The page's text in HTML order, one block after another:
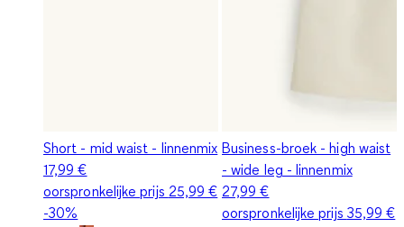
Short - mid waist - linnenmix
17,99 €
oorspronkelijke prijs 25,99 €
-30%
Business-broek - high waist
- wide leg - linnenmix
27,99 €
oorspronkelijke prijs 35,99 €